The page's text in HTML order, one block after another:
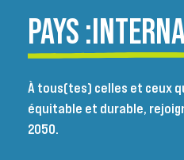
PAYS :
À tous(tes) celles et ceux
équitable et durable,
2050.